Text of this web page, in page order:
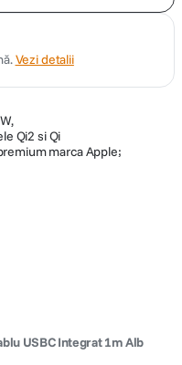
Vezi detalii
Qi2 si Qi
marca Apple;
USBC Integrat 1m Alb